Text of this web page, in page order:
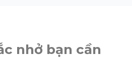
nhở bạn cần